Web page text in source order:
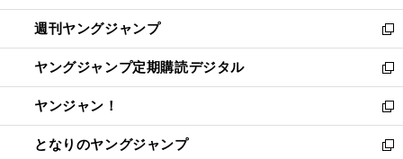
開
く
ウ
で
開
く
ン
ド
ウ
で
開
く
ウ
ィ
ン
ド
ウ
で
開
く
週刊ヤングジャンプ
新
し
い
ウ
ィ
ン
ド
ヤングジャンプ定期購読デジタル
新
し
い
ウ
ィ
ヤンジャン！
新
し
い
となりのヤングジャンプ
新